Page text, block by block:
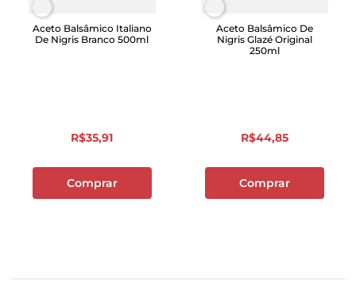
Aceto Balsâmico Italiano
De Nigris Branco 500ml
R$35,91
Comprar
Aceto Balsâmico De
Nigris Glazé Original
250ml
R$44,85
Comprar